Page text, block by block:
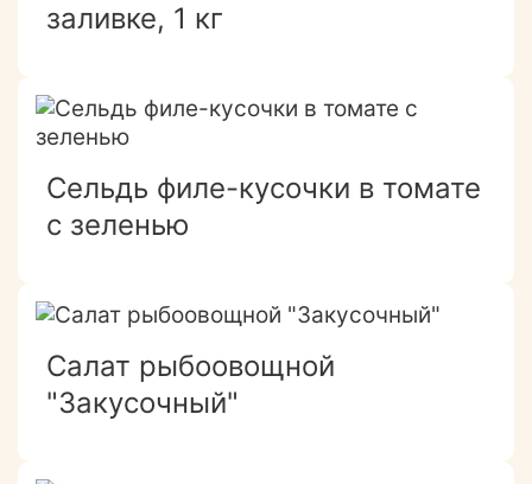
заливке, 1 кг
Сельдь филе-кусочки в томате
с зеленью
Салат рыбоовощной
"Закусочный"